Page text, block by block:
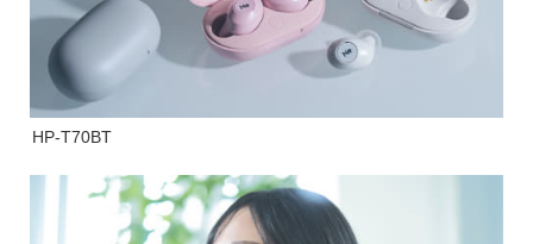
HP-T70BT